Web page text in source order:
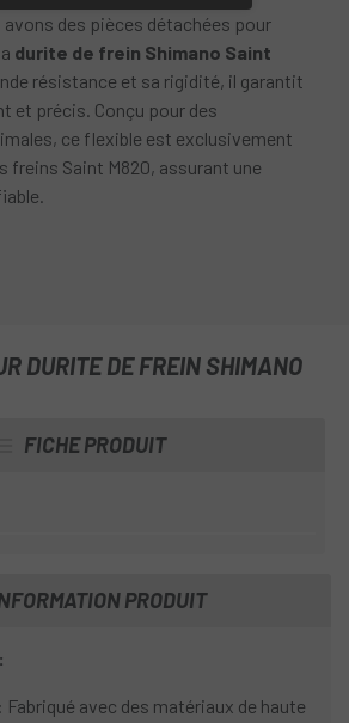
avons des pièces détachées pour
durite de frein Shimano Saint
résistance et sa rigidité, il garantit
et précis. Conçu pour des
ce flexible est exclusivement
freins Saint M820, assurant une
DURITE DE FREIN SHIMANO
FICHE PRODUIT
PRODUIT
avec des matériaux de haute